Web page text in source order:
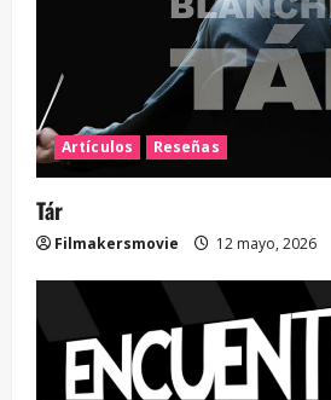
Artículos Reseñas
Tár
Filmakersmovie 12 mayo, 2026